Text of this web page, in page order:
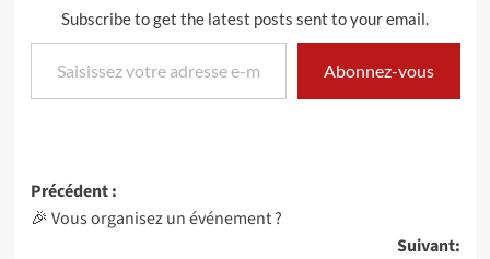
Subscribe to get the latest posts sent to your email.
Saisissez votre adresse e-mail…
Abonnez-vous
Navigation
d’article
Précédent :
🎉 Vous organisez un événement ?
Suivant: